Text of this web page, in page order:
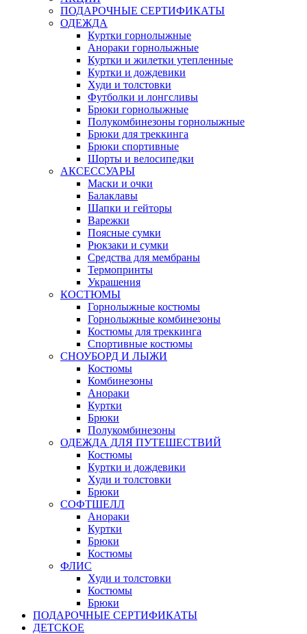
ПОДАРОЧНЫЕ СЕРТИФИКАТЫ
ОДЕЖДА
Куртки горнолыжные
Анораки горнолыжные
Куртки и жилетки утепленные
Куртки и дождевики
Худи и толстовки
Футболки и лонгсливы
Брюки горнолыжные
Полукомбинезоны горнолыжные
Брюки для треккинга
Брюки спортивные
Шорты и велосипедки
АКСЕССУАРЫ
Маски и очки
Балаклавы
Шапки и гейторы
Варежки
Поясные сумки
Рюкзаки и сумки
Средства для мембраны
Термопринты
Украшения
КОСТЮМЫ
Горнолыжные костюмы
Горнолыжные комбинезоны
Костюмы для треккинга
Спортивные костюмы
СНОУБОРД И ЛЫЖИ
Костюмы
Комбинезоны
Анораки
Куртки
Брюки
Полукомбинезоны
ОДЕЖДА ДЛЯ ПУТЕШЕСТВИЙ
Костюмы
Куртки и дождевики
Худи и толстовки
Брюки
СОФТШЕЛЛ
Анораки
Куртки
Брюки
Костюмы
ФЛИС
Худи и толстовки
Костюмы
Брюки
ПОДАРОЧНЫЕ СЕРТИФИКАТЫ
ДЕТСКОЕ